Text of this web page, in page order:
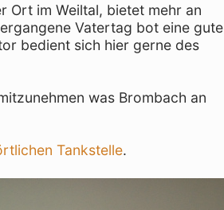
Ort im Weiltal, bietet mehr an
Vatertag bot eine gute
bedient sich hier gerne des
was Brombach an
Tankstelle.